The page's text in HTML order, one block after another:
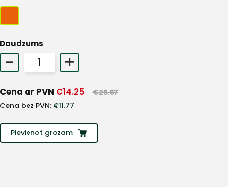
Daudzums
- +
Cena ar PVN €14.25 €25.57
Cena bez PVN: €11.77
Pievienot grozam